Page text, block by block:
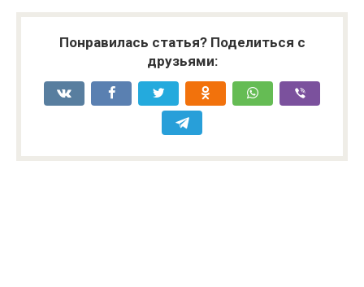
Понравилась статья? Поделиться с
друзьями: